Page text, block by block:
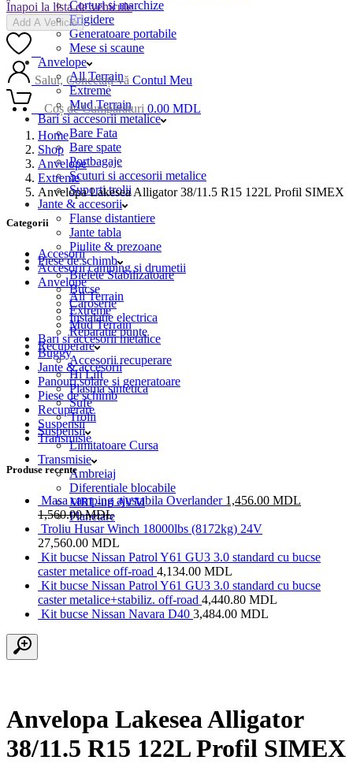
Corturi si marchize
Frigidere
Generatoare portabile
Mese si scaune
Anvelope
All Terrain
Extreme
Mud Terrain
Bari si accesorii metalice
Bare Fata
Bare spate
Portbagaje
Scuturi si accesorii metalice
Suporti trolii
Jante & accesorii
Flanse distantiere
Jante tabla
Piulite & prezoane
Piese de schimb
Bielete Stabilizatoare
Bucse
Caroserie
Instalatie electrica
Reparatie punte
Recuperare
Accesorii recuperare
Hi Lift
Plasma sintetica
Sufe
Trolii
Suspensii
Limitatoare Cursa
Transmisie
Ambreiaj
Diferentiale blocabile
MRL-uri AVM
Planetare
Înapoi la lista de vehicule
Add A Vehicle
Salut, Conectați-vă Contul Meu
Coș de Cumpărături 0.00 MDL
Home
Shop
Anvelope
Extreme
Anvelopa Lakesea Alligator 38/11.5 R15 122L Profil SIMEX
Categorii
Accesorii
Accesorii camping si drumetii
Anvelope
All Terrain
Extreme
Mud Terrain
Bari si accesorii metalice
Buggy
Jante & accesorii
Panouri solare si generatoare
Piese de schimb
Recuperare
Suspensii
Transmisie
Produse recente
Masa camping ajustabila Overlander 1,456.00 MDL
1,560.00MDL
Troliu Husar Winch 18000lbs (8172kg) 24V
27,560.00 MDL
Kit bucse Nissan Patrol Y61 GU3 3.0 standard cu bucse
caster metalice off-road 4,134.00 MDL
Kit bucse Nissan Patrol Y61 GU3 3.0 standard cu bucse
caster metalice+stabiliz. off-road 4,440.80 MDL
Kit bucse Nissan Navara D40 3,484.00 MDL
Anvelopa Lakesea Alligator
38/11.5 R15 122L Profil SIMEX